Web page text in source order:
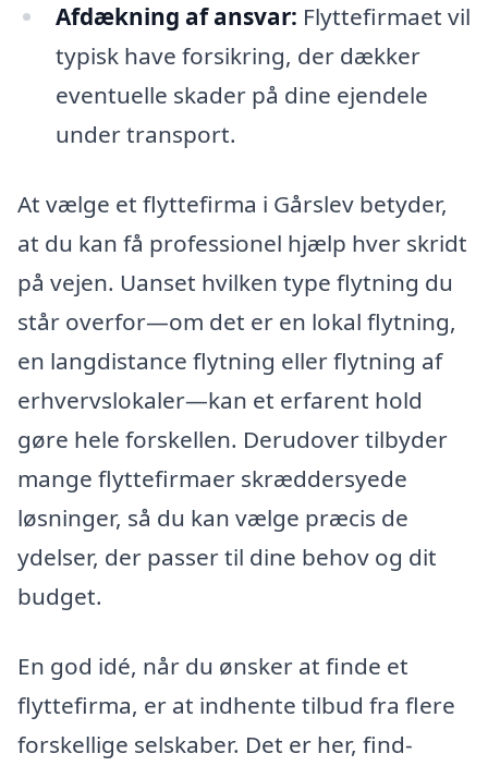
Afdækning af ansvar: Flyttefirmaet vil
typisk have forsikring, der dækker
eventuelle skader på dine ejendele
under transport.
At vælge et flyttefirma i Gårslev betyder,
at du kan få professionel hjælp hver skridt
på vejen. Uanset hvilken type flytning du
står overfor—om det er en lokal flytning,
en langdistance flytning eller flytning af
erhvervslokaler—kan et erfarent hold
gøre hele forskellen. Derudover tilbyder
mange flyttefirmaer skræddersyede
løsninger, så du kan vælge præcis de
ydelser, der passer til dine behov og dit
budget.
En god idé, når du ønsker at finde et
flyttefirma, er at indhente tilbud fra flere
forskellige selskaber. Det er her, find-